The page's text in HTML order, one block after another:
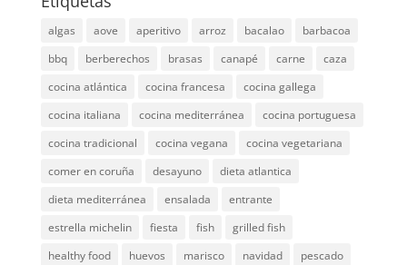
algas aove aperitivo arroz bacalao
barbacoa
bbq
berberechos brasas canapé carne
caza
cocina atlántica
cocina francesa
cocina gallega
cocina italiana
cocina mediterránea
cocina portuguesa
cocina tradicional
cocina vegana
cocina vegetariana
comer en coruña
desayuno
dieta atlantica
dieta mediterránea
ensalada
entrante
estrella michelin
fiesta fish
grilled fish
healthy food
huevos marisco navidad
pescado